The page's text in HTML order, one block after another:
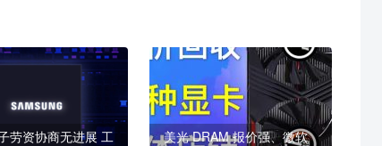
劳资协商无进展 工 美光 DRAM 报价强、微软